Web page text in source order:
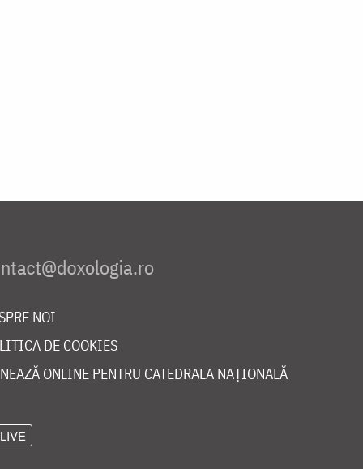
NOI
DE COOKIES
ONLINE PENTRU CATEDRALA NAȚIONALĂ
LIVE